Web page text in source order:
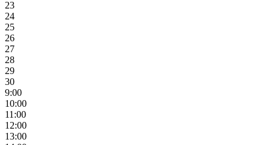
23
24
25
26
27
28
29
30
9:00
10:00
11:00
12:00
13:00